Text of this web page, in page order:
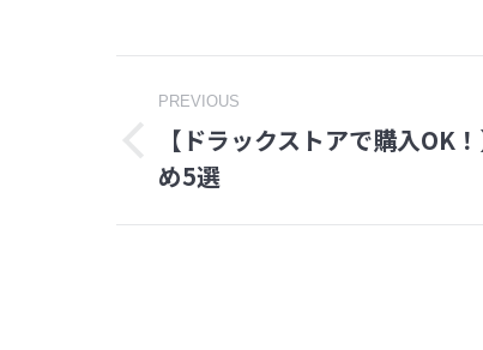
Post
navigation
PREVIOUS
Previous
post:
【ドラックストアで購入OK
め5選